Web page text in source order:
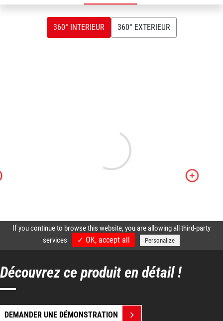
360° INTERIEUR 360° EXTERIEUR
Découvrez ce produit en détail !
DEMANDER UNE DÉMONSTRATION